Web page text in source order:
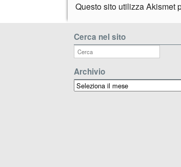
Questo sito utilizza Akismet
Cerca nel sito
Archivio
Archivio